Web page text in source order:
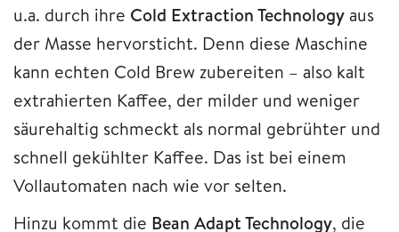
u.a. durch ihre Cold Extraction Technology aus
der Masse hervorsticht. Denn diese Maschine
kann echten Cold Brew zubereiten – also kalt
extrahierten Kaffee, der milder und weniger
säurehaltig schmeckt als normal gebrühter und
schnell gekühlter Kaffee. Das ist bei einem
Vollautomaten nach wie vor selten.
Hinzu kommt die Bean Adapt Technology, die